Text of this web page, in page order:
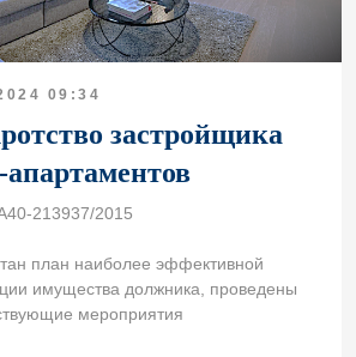
09:34
застройщика
213937/2015
план наиболее эффективной
имущества должника, проведены
мероприятия
Политики конфиденциальности
Оставить заявку